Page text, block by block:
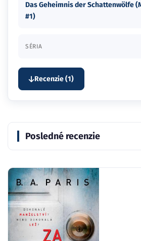
Das Geheimnis der Schattenwölfe
#1)
SÉRIA
Recenzie (1)
Posledné recenzie